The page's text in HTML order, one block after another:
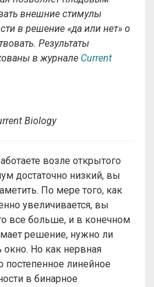
внешние стимулы
в решение «да или нет» о
Результаты
в журнале Current
Biology
возле открытого
достаточно низкий, вы
По мере того, как
увеличивается, вы
все больше, и в конечном
решение, нужно ли
окно. Но как нервная
постепенное линейное
в бинарное